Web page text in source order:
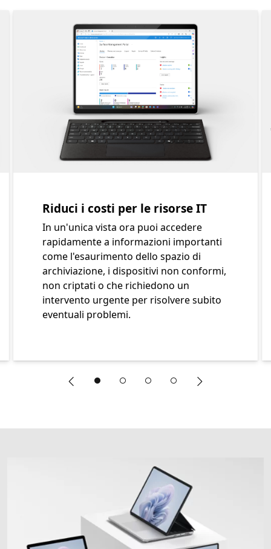
"Slide precedente" "Slide
Riduci i costi per le risorse IT
In un'unica vista ora puoi accedere
rapidamente a informazioni importanti
come l'esaurimento dello spazio di
archiviazione, i dispositivi non conformi,
non criptati o che richiedono un
intervento urgente per risolvere subito
eventuali problemi.